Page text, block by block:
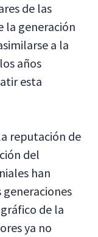
de las
la generación
a la
años
esta
reputación de
del
han
generaciones
de la
ya no